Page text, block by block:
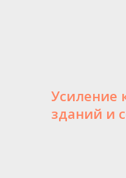
Усиление
зданий и